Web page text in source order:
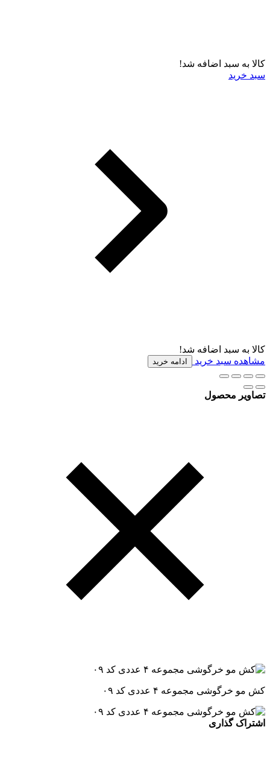
کالا به سبد اضافه شد!
سبد خرید
کالا به سبد اضافه شد!
مشاهده سبد خرید
ادامه خرید
تصاویر محصول
کش مو خرگوشی مجموعه ۴ عددی کد ۰۹
اشتراک گذاری